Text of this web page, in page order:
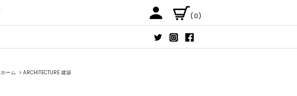
(0)
ホーム > ARCHITECTURE 建築